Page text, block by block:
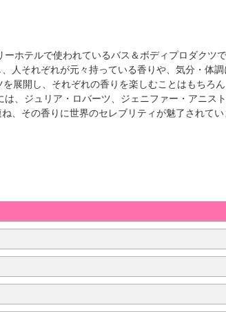
ホテルで使われているバス＆ボディプロダクツ
人それぞれが元々持っている香りや、気分・体調
展開し、それぞれの香りを楽しむことはもちろ
、ジュリア・ロバーツ、ジェニファー・アニス
、その香りに世界のセレブリティが魅了されてい